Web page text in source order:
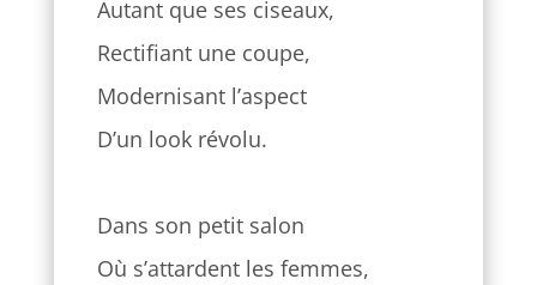
Autant que ses ciseaux,
Rectifiant une coupe,
Modernisant l’aspect
D’un look révolu.
Dans son petit salon
Où s’attardent les femmes,